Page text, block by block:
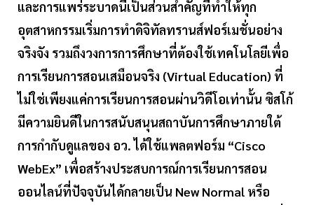
และการแพร่ระบาดนี้เป็นส่วนสำคัญที่ทำให้ทุก
อุตสาหกรรมเริ่มการทำดิจิทัลทรานส์ฟอร์เมชั่นอย่าง
จริงจัง รวมถึงวงการการศึกษาที่ต้องใช้เทคโนโลยีเพื่อ
การเรียนการสอนเสมือนจริง (Virtual Education) ที่
ไม่ใช่เพียงแค่การเรียนการสอนผ่านวิดีโอเท่านั้น ซิสโก้
มีความยินดีในการสนับสนุนสถาบันการศึกษาภายใต้
การกำกับดูแลของ อว. ได้ใช้แพลตฟอร์ม “Cisco
WebEx” เพื่อสร้างประสบการณ์การเรียนการสอน
ออนไลน์ที่ปัจจุบันได้กลายเป็น New Normal หรือ